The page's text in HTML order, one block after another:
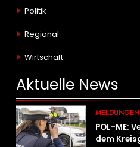
Politik
Regional
Wirtschaft
Aktuelle News
MELDUNGEN
POL-ME:
dem